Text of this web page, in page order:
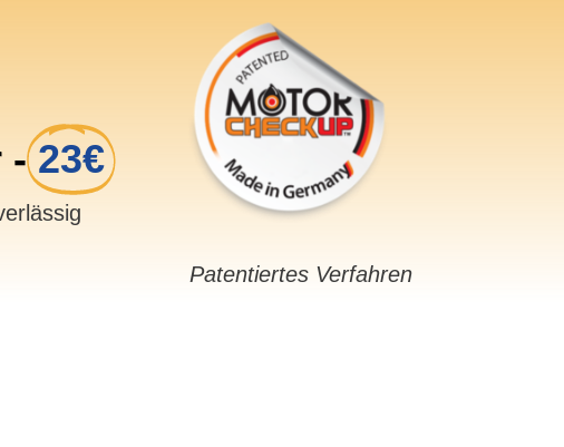
- 23€
Patentiertes Verfahren